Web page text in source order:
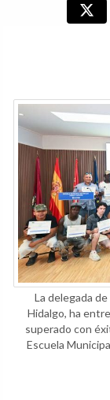
La delegada
Hidalgo, ha
superado con
Escuela